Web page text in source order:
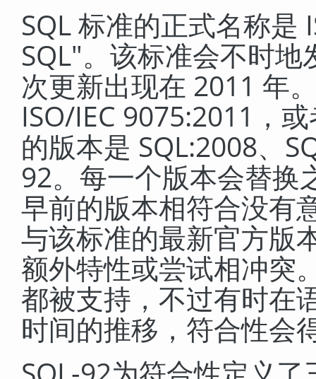
SQL 标准的正式名称是
SQL"。该标准会不时
次更新出现在 2011 年
ISO/IEC 9075:2011，
的版本是 SQL:2008、
92。每一个版本会替换
早前的版本相符合没有
与该标准的最新官方版
额外特性或尝试相冲突
都被支持，不过有时在
时间的推移，符合性会